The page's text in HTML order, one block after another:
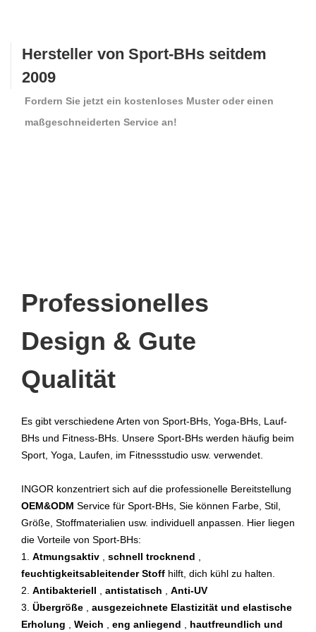
Hersteller von Sport-BHs seitdem
2009
Fordern Sie jetzt ein kostenloses Muster oder einen
maßgeschneiderten Service an!
Professionelles
Design & Gute
Qualität
Es gibt verschiedene Arten von Sport-BHs, Yoga-BHs, Lauf-
BHs und Fitness-BHs. Unsere Sport-BHs werden häufig beim
Sport, Yoga, Laufen, im Fitnessstudio usw. verwendet.
INGOR konzentriert sich auf die professionelle Bereitstellung
OEM&ODM Service für Sport-BHs, Sie können Farbe, Stil,
Größe, Stoffmaterialien usw. individuell anpassen. Hier liegen
die Vorteile von Sport-BHs:
1. Atmungsaktiv , schnell trocknend ,
feuchtigkeitsableitender Stoff hilft, dich kühl zu halten.
2. Antibakteriell , antistatisch , Anti-UV
3. Übergröße , ausgezeichnete Elastizität und elastische
Erholung , Weich , eng anliegend , hautfreundlich und